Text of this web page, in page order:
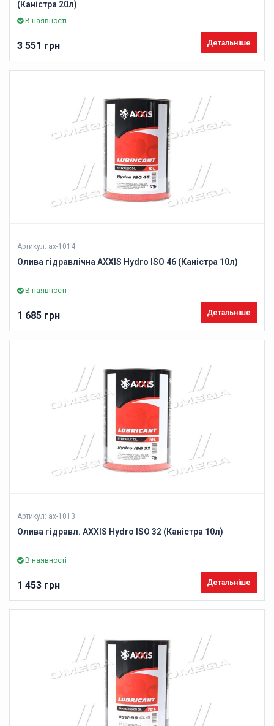
(Каністра 20л)
В наявності
3 551 грн Детальніше
Артикул: ax-1014
Олива гідравлічна AXXIS Hydro ISO 46 (Каністра 10л)
В наявності
1 685 грн Детальніше
Артикул: ax-1013
Олива гідравл. AXXIS Hydro ISO 32 (Каністра 10л)
В наявності
1 453 грн Детальніше